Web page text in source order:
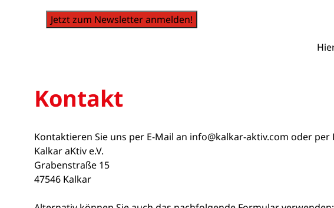
Jetzt zum Newsletter anmelden!
Kontakt
Kontaktieren Sie uns per E-Mail an info@kalkar-aktiv.com oder per
Kalkar aKtiv e.V.
Grabenstraße 15
47546 Kalkar